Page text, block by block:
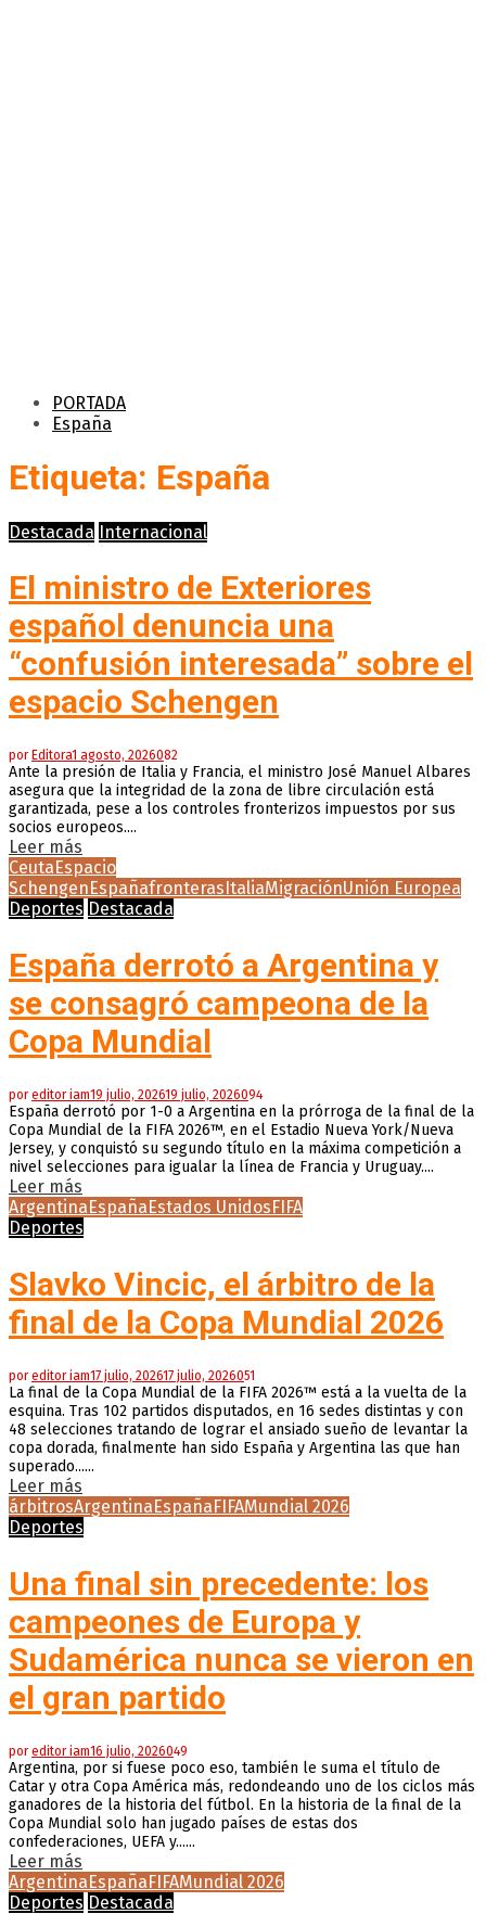
PORTADA
España
Etiqueta: España
Destacada Internacional
El ministro de Exteriores
español denuncia una
“confusión interesada” sobre el
espacio Schengen
por Editora1 agosto, 2026082
Ante la presión de Italia y Francia, el ministro José Manuel Albares
asegura que la integridad de la zona de libre circulación está
garantizada, pese a los controles fronterizos impuestos por sus
socios europeos....
Leer más
Ceuta Espacio
Schengen Españafronteras ItaliaMigraciónUnión Europea
Deportes Destacada
España derrotó a Argentina y
se consagró campeona de la
Copa Mundial
poreditor iam19 julio, 202619 julio, 2026094
España derrotó por 1-0 a Argentina en la prórroga de la final de la
Copa Mundial de la FIFA 2026™, en el Estadio Nueva York/Nueva
Jersey, y conquistó su segundo título en la máxima competición a
nivel selecciones para igualar la línea de Francia y Uruguay....
Leer más
ArgentinaEspañaEstados UnidosFIFA
Deportes
Slavko Vincic, el árbitro de la
final de la Copa Mundial 2026
poreditor iam17 julio, 202617 julio, 2026051
La final de la Copa Mundial de la FIFA 2026™ está a la vuelta de la
esquina. Tras 102 partidos disputados, en 16 sedes distintas y con
48 selecciones tratando de lograr el ansiado sueño de levantar la
copa dorada, finalmente han sido España y Argentina las que han
superado......
Leer más
árbitrosArgentinaEspañaFIFAMundial 2026
Deportes
Una final sin precedente: los
campeones de Europa y
Sudamérica nunca se vieron en
el gran partido
poreditor iam16 julio, 2026049
Argentina, por si fuese poco eso, también le suma el título de
Catar y otra Copa América más, redondeando uno de los ciclos más
ganadores de la historia del fútbol. En la historia de la final de la
Copa Mundial solo han jugado países de estas dos
confederaciones, UEFA y......
Leer más
ArgentinaEspañaFIFAMundial 2026
Deportes Destacada